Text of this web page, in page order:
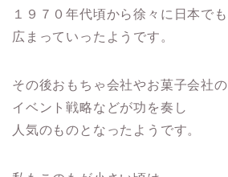
１９７０年代頃から徐々に日本でも
広まっていったようです。
その後おもちゃ会社やお菓子会社の
イベント戦略などが功を奏し
人気のものとなったようです。